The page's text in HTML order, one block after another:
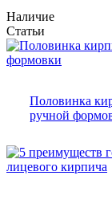
Наличие
Статьи
Половинка
ручной